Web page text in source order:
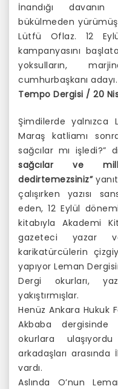
İnandığı
bükülmeden
Lütfü Oflaz. 12
kampanyasını
yoksulların,
cumhurbaşkanı adayı.
Tempo Dergisi / 20
Şimdilerde yalnızca
Maraş katliamı
sağcılar mı işledi?”
sağcılar ve
dedirtemezsiniz”
çalışırken yazısı
eden, 12 Eylül
kitabıyla Akademi
gazeteci yazar
karikatürcülerin
yapıyor Leman
Dergi okurları,
yakıştırmışlar.
Henüz Ankara Hukuk
Akbaba dergisinde
okurlara
arkadaşları
vardı.
Aslında O’nun